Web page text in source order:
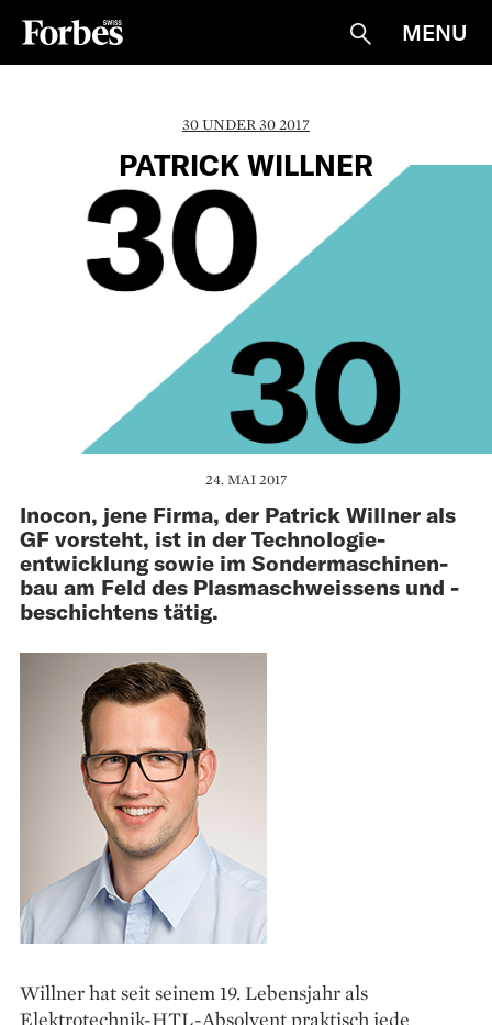
Suche
MENU
30 UNDER 30 2017
PATRICK WILLNER
24. MAI 2017
Inocon, jene Firma, der Patrick Willner als
GF vorsteht, ist in der Technologie­­
entwicklung sowie im Sonder­maschinen­
bau am Feld des Plasmaschweissens und -
beschichtens tätig.
Willner hat seit seinem 19. Lebensjahr als
Elektrotechnik-HTL-Absolvent praktisch jede